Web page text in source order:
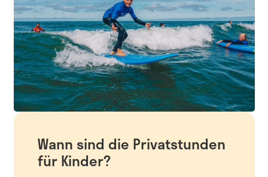
Wann sind die Privatstunden
für Kinder?